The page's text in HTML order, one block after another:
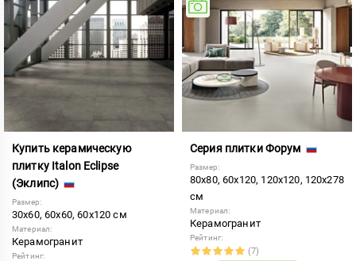
Купить керамическую
плитку Italon Eclipse
(Эклипс)
Размер:
30x60, 60x60, 60x120 см
Материал:
Керамогранит
Рейтинг:
Серия плитки Форум
Размер:
80x80, 60x120, 120x120, 120x278
см
Материал:
Керамогранит
Рейтинг:
(7)